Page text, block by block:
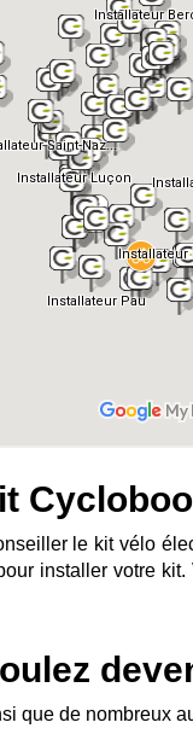
le kit vélo
installer votre
que de nombreux